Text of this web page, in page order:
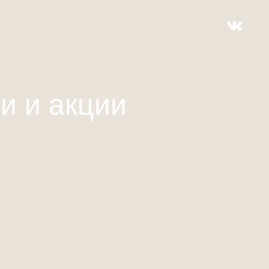
и акции